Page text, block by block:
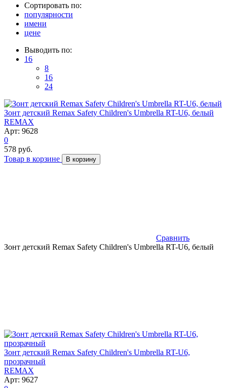
Сортировать по:
популярности
имени
цене
Выводить по:
16
8
16
24
Зонт детский Remax Safety Children's Umbrella RT-U6, белый
REMAX
Арт: 9628
0
578 руб.
Товар в корзине
В корзину
Сравнить
Зонт детский Remax Safety Children's Umbrella RT-U6, белый
Зонт детский Remax Safety Children's Umbrella RT-U6,
прозрачный
REMAX
Арт: 9627